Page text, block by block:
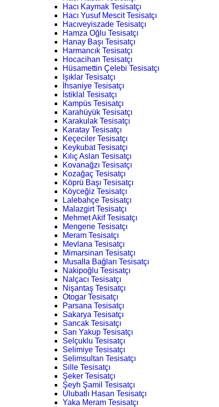
Hacı Kaymak Tesisatçı
Hacı Yusuf Mescit Tesisatçı
Hacıveyiszade Tesisatçı
Hamza Oğlu Tesisatçı
Hanay Başı Tesisatçı
Harmancık Tesisatçı
Hocacihan Tesisatçı
Hüsamettin Çelebi Tesisatçı
Işıklar Tesisatçı
İhsaniye Tesisatçı
İstiklal Tesisatçı
Kampüs Tesisatçı
Karahüyük Tesisatçı
Karakulak Tesisatçı
Karatay Tesisatçı
Keçeciler Tesisatçı
Keykubat Tesisatçı
Kılıç Aslan Tesisatçı
Kovanağzı Tesisatçı
Kozağaç Tesisatçı
Köprü Başı Tesisatçı
Köyceğiz Tesisatçı
Lalebahçe Tesisatçı
Malazgirt Tesisatçı
Mehmet Akif Tesisatçı
Mengene Tesisatçı
Meram Tesisatçı
Mevlana Tesisatçı
Mimarsinan Tesisatçı
Musalla Bağları Tesisatçı
Nakipoğlu Tesisatçı
Nalçacı Tesisatçı
Nişantaş Tesisatçı
Otogar Tesisatçı
Parsana Tesisatçı
Sakarya Tesisatçı
Sancak Tesisatçı
Sarı Yakup Tesisatçı
Selçuklu Tesisatçı
Selimiye Tesisatçı
Selimsultan Tesisatçı
Sille Tesisatçı
Şeker Tesisatçı
Şeyh Şamil Tesisatçı
Ulubatlı Hasan Tesisatçı
Yaka Meram Tesisatçı